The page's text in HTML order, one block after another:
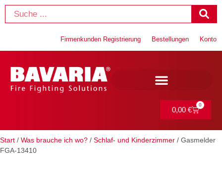
Firmenkunden Registrierung Bestellungen Konto
0,00 €
0
Start / Was brauche ich wo? / Schlaf- und Kinderzimmer / Gasmelder
FGA-13410